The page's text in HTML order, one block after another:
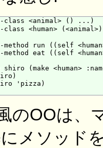
class <animal> () ...)
class <human>
method run ((self
method eat ((self
shiro (make <human>
'pizza)
のOOは、
メソッド